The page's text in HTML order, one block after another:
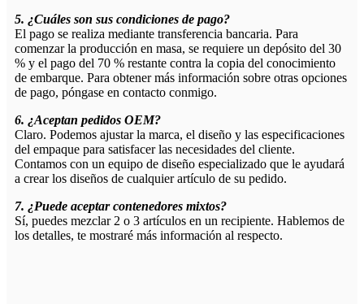
5. ¿Cuáles son sus condiciones de pago?
El pago se realiza mediante transferencia bancaria. Para
comenzar la producción en masa, se requiere un depósito del 30
% y el pago del 70 % restante contra la copia del conocimiento
de embarque. Para obtener más información sobre otras opciones
de pago, póngase en contacto conmigo.
6. ¿Aceptan pedidos OEM?
Claro. Podemos ajustar la marca, el diseño y las especificaciones
del empaque para satisfacer las necesidades del cliente.
Contamos con un equipo de diseño especializado que le ayudará
a crear los diseños de cualquier artículo de su pedido.
7. ¿Puede aceptar contenedores mixtos?
Sí, puedes mezclar 2 o 3 artículos en un recipiente. Hablemos de
los detalles, te mostraré más información al respecto.